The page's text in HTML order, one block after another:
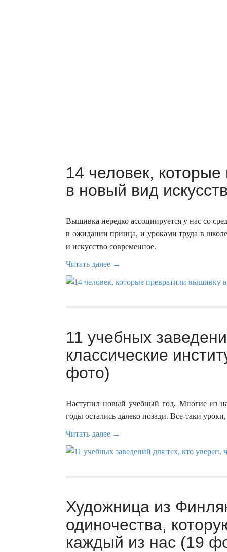
14 человек,
в новый вид
Вышивка нередко ассоциируется у нас со
в ожидании принца, и уроками труда в
и искусство современное.
Читать далее →
11 учебных
классические
фото)
Наступил новый учебный год. Многие из
годы остались далеко позади. Все-таки
Читать далее →
Художница из
одиночества,
каждый из нас (19